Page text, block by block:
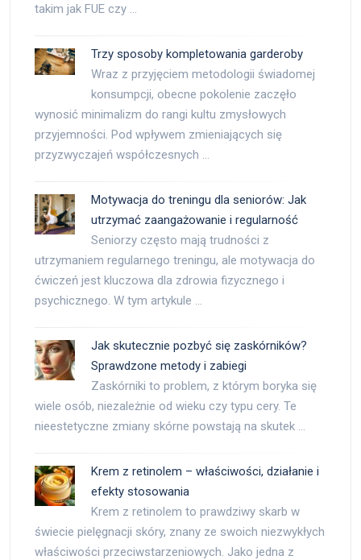
takim jak FUE czy …
Trzy sposoby kompletowania garderoby
Wraz z przyjęciem metodologii świadomej
konsumpcji, obecne pokolenie zaczęło
wynosić minimalizm do rangi kultu zmysłowych
przyjemności. Pod wpływem zmieniających się
przyzwyczajeń współczesnych …
Motywacja do treningu dla seniorów: Jak
utrzymać zaangażowanie i regularność
Seniorzy często mają trudności z
utrzymaniem regularnego treningu, ale motywacja do
ćwiczeń jest kluczowa dla zdrowia fizycznego i
psychicznego. W tym artykule …
Jak skutecznie pozbyć się zaskórników?
Sprawdzone metody i zabiegi
Zaskórniki to problem, z którym boryka się
wiele osób, niezależnie od wieku czy typu cery. Te
nieestetyczne zmiany skórne powstają na skutek …
Krem z retinolem – właściwości, działanie i
efekty stosowania
Krem z retinolem to prawdziwy skarb w
świecie pielęgnacji skóry, znany ze swoich niezwykłych
właściwości przeciwstarzeniowych. Jako jedna z